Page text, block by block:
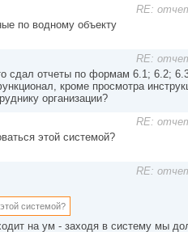
RE:
по водному объекту
RE:
сдал отчеты по формам 6.1; 6.2;
кроме просмотра
организации?
RE:
этой системой?
RE:
системой?
на ум - заходя в систему мы